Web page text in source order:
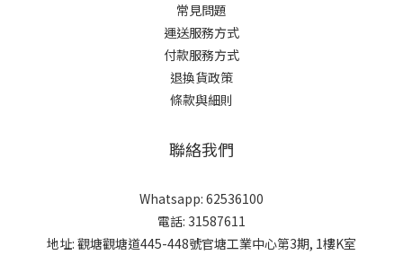
常見問題
運送服務方式
付款服務方式
退換貨政策
條款與細則
聯絡我們
Whatsapp: 62536100
電話: 31587611
地址: 觀塘觀塘道445-448號官塘工業中心第3期, 1樓K室